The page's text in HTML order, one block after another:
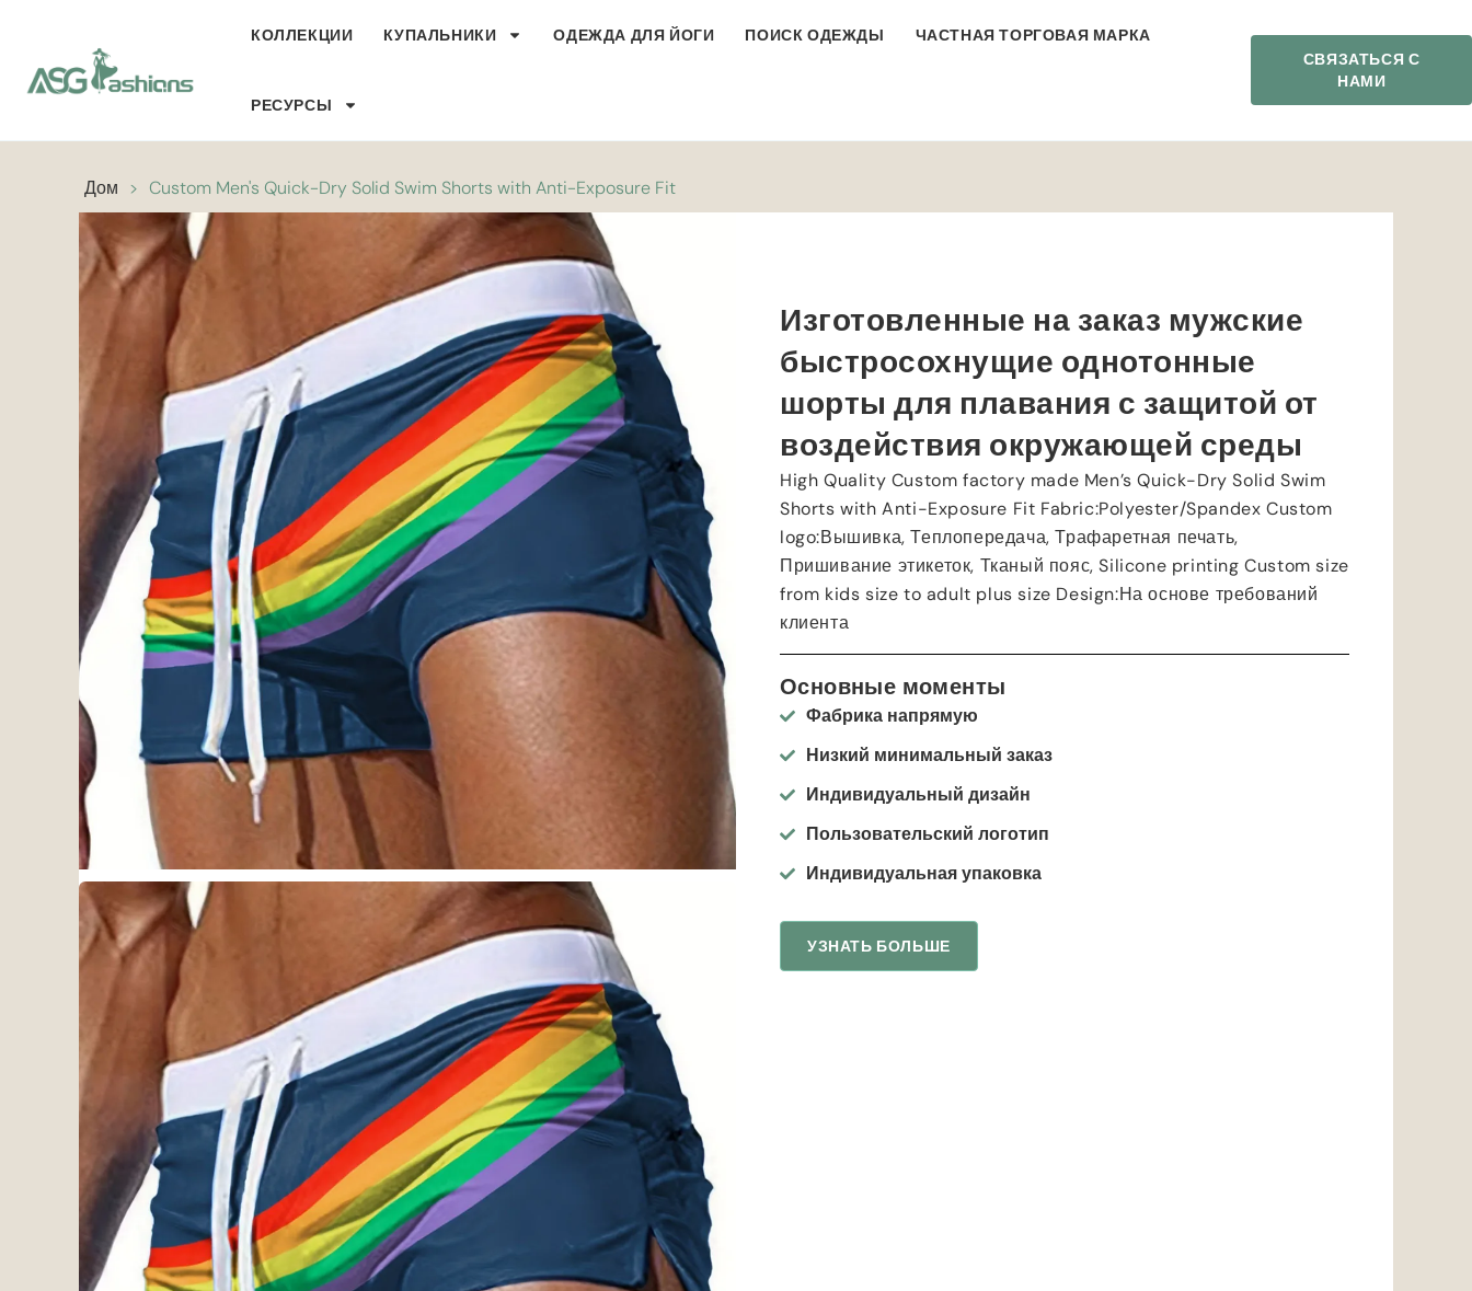
КОЛЛЕКЦИИ КУПАЛЬНИКИ ОДЕЖДА ДЛЯ ЙОГИ ПОИСК ОДЕЖДЫ ЧАСТНАЯ ТОРГОВАЯ МАРКА
РЕСУРСЫ
СВЯЗАТЬСЯ С
НАМИ
Дом > Custom Men's Quick-Dry Solid Swim Shorts with Anti-Exposure Fit
Изготовленные на заказ мужские
быстросохнущие однотонные
шорты для плавания с защитой от
воздействия окружающей среды
High Quality Custom factory made Men’s Quick-Dry Solid Swim
Shorts with Anti-Exposure Fit Fabric:Polyester/Spandex Custom
logo:Вышивка, Теплопередача, Трафаретная печать,
Пришивание этикеток, Тканый пояс,Silicone printing Custom size
from kids size to adult plus size Design:На основе требований
клиента
Основные моменты
Фабрика напрямую
Низкий минимальный заказ
Индивидуальный дизайн
Пользовательский логотип
Индивидуальная упаковка
УЗНАТЬ БОЛЬШЕ